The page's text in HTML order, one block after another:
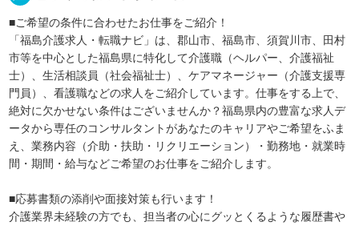
■ご希望の条件に合わせたお仕事をご紹介！
「福島介護求人・転職ナビ」は、郡山市、福島市、須賀川市、田村
市等を中心とした福島県に特化して介護職（ヘルパー、介護福祉
士）、生活相談員（社会福祉士）、ケアマネージャー（介護支援専
門員）、看護職などの求人をご紹介しています。仕事をする上で、
絶対に欠かせない条件はございませんか？福島県内の豊富な求人デ
ータから専任のコンサルタントがあなたのキャリアやご希望をふま
え、業務内容（介助・扶助・リクリエーション）・勤務地・就業時
間・期間・給与などご希望のお仕事をご紹介します。
■応募書類の添削や面接対策も行います！
介護業界未経験の方でも、担当者の心にグッとくるような履歴書や